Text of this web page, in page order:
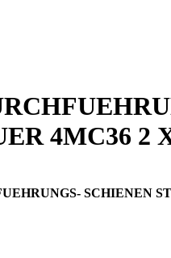
4MC36 2
SCHIENEN